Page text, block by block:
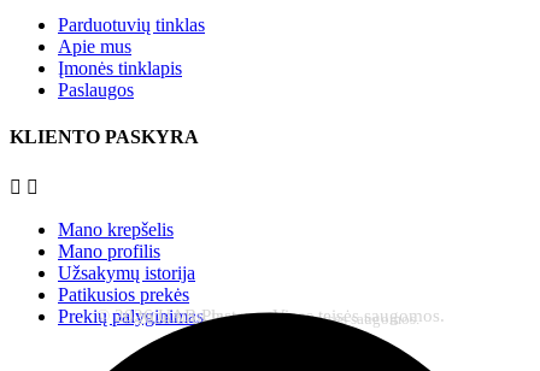
Parduotuvių tinklas
Apie mus
Įmonės tinklapis
Paslaugos
KLIENTO PASKYRA
 
Mano krepšelis
Mano profilis
Užsakymų istorija
Patikusios prekės
Prekių palyginimas
© 2026 UAB Plastena. Visos teisės saugomos.
© 2026 UAB Plastena. Visos teisės saugomos.